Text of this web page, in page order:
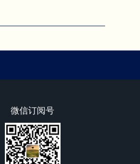
微信订阅号